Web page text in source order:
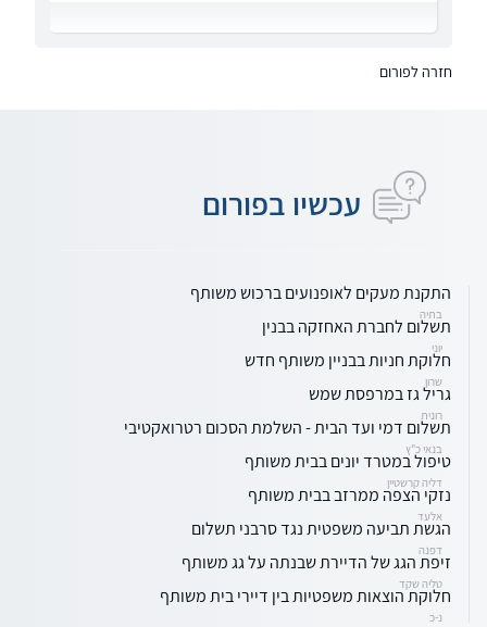
חזרה לפורום
עכשיו בפורום
התקנת מעקים לאופנועים ברכוש משותף
בתיה
תשלום לחברת האחזקה בבנין
יוני
חלוקת חניות בבניין משותף חדש
שרון
גריל גז במרפסת שמש
רונית
תשלום דמי ועד הבית - השלמת הסכום רטרואקטיבי
בנאי כ"ץ
טיפול במטרד יונים בבית משותף
דליה קרשטיין
נזקי הצפה ממרזב בבית משותף
אלעד
הגשת תביעה משפטית נגד סרבני תשלום
דפנה
זיפת הגג של הדיירת שבנתה על גג משותף
טליה שקד
חלוקת הוצאות משפטיות בין דיירי בית משותף
נ-כ